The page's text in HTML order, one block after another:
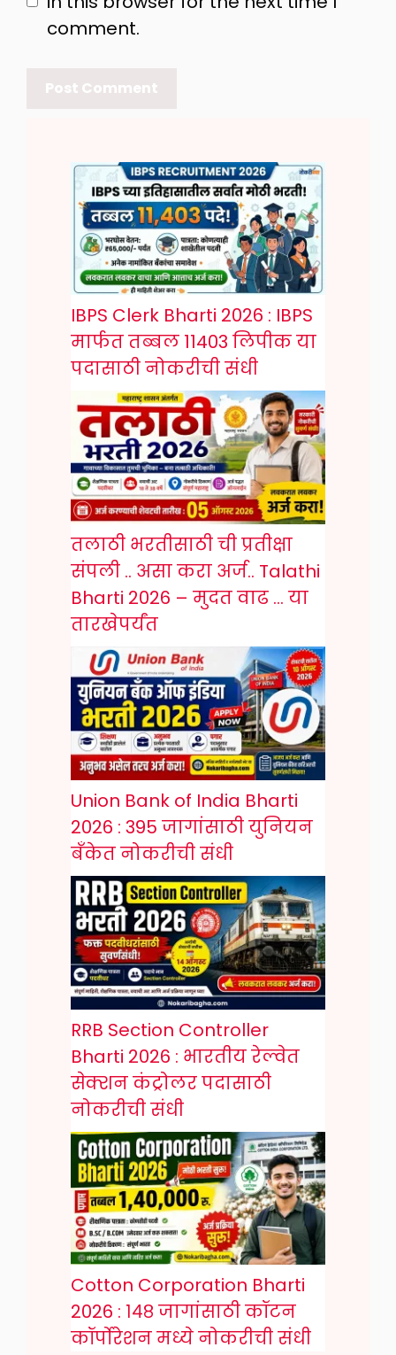
comment.
IBPS Clerk Bharti 2026 : IBPS
मार्फत तब्बल 11403 लिपीक या
पदासाठी नोकरीची संधी
तलाठी भरतीसाठी ची प्रतीक्षा
संपली .. असा करा अर्ज.. Talathi
Bharti 2026 – मुदत वाढ … या
तारखेपर्यंत
Union Bank of India Bharti
2026 : 395 जागांसाठी युनियन
बँकेत नोकरीची संधी
RRB Section Controller
Bharti 2026 : भारतीय रेल्वेत
सेक्शन कंट्रोलर पदासाठी
नोकरीची संधी
Cotton Corporation Bharti
2026 : १४८ जागांसाठी कॉटन
कॉर्पोरेशन मध्ये नोकरीची संधी